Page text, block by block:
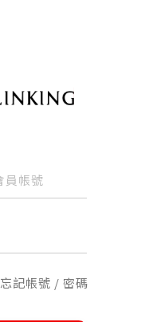
忘記帳號 / 密碼